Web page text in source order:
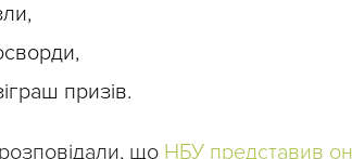
призів.
що НБУ представив